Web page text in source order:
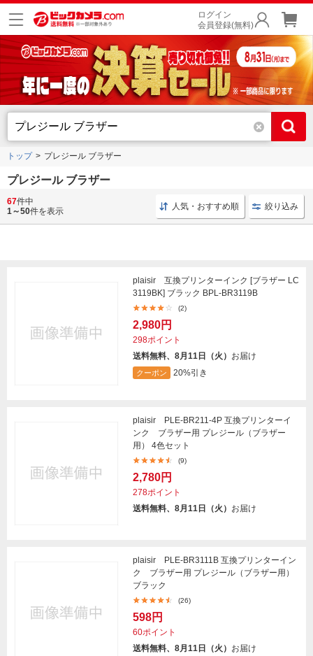
ログイン
会員登録(無料)
トップ プレジール ブラザー
プレジール ブラザー
互換プリンターインク ブラザー用 互換プリンターインク
67件中
1～50件を表示 人気・おすすめ順 絞り込み
plaisir 互換プリンターインク [ブラザー LC
3119BK] ブラック BPL-BR3119B
(2)
2,980円
298ポイント
送料無料、8月11日（火） お届け
クーポン 20%引き
plaisir PLE-BR211-4P 互換プリンターイ
ンク ブラザー用 プレジール（ブラザー
用） 4色セット
(9)
2,780円
278ポイント
送料無料、8月11日（火） お届け
plaisir PLE-BR3111B 互換プリンターイン
ク ブラザー用 プレジール（ブラザー用）
ブラック
(26)
598円
60ポイント
送料無料、8月11日（火） お届け